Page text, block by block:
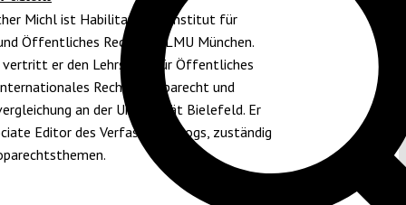
Michl ist Habilitand am Institut für
Öffentliches Recht der LMU München.
vertritt er den Lehrstuhl für Öffentliches
Recht, Europarecht und
an der Universität Bielefeld. Er
Editor des Verfassungsblogs, zuständig